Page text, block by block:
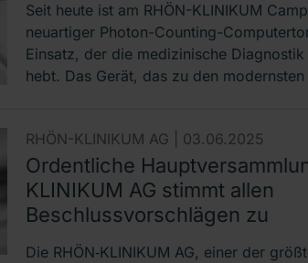
Seit heute ist am RHÖN-KLINIKUM
neuartiger Photon-Counting-
Einsatz, der die medizinische
hebt. Das Gerät, das zu den
RHÖN-KLINIKUM AG | 03.06.2025
Ordentliche
KLINIKUM AG stimmt allen
Beschlussvorschlägen zu
Die RHÖN‐KLINIKUM AG, einer der